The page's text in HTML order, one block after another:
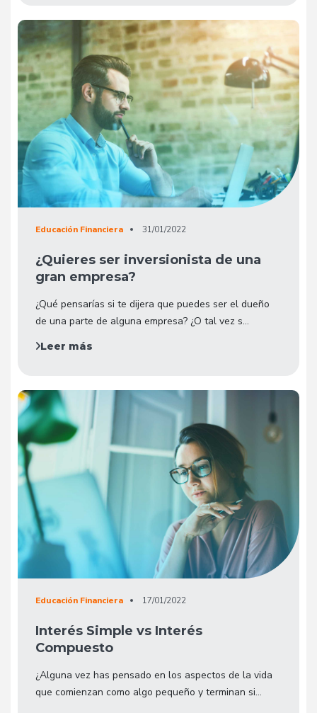
Educación Financiera 31/01/2022
¿Quieres ser inversionista de una
gran empresa?
¿Qué pensarías si te dijera que puedes ser el dueño
de una parte de alguna empresa? ¿O tal vez s...
Leer más
Educación Financiera 17/01/2022
Interés Simple vs Interés
Compuesto
¿Alguna vez has pensado en los aspectos de la vida
que comienzan como algo pequeño y terminan si...